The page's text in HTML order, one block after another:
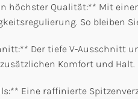
höchster Qualität:** Mit
So bleiben
Der tiefe V-Ausschnitt
Komfort und Halt.
Eine raffinierte